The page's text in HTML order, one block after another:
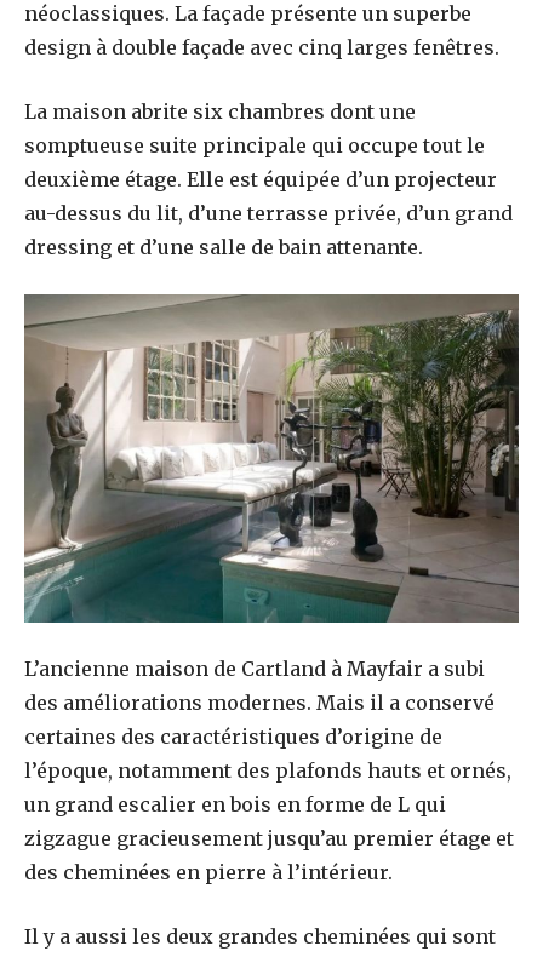
néoclassiques. La façade présente un superbe
design à double façade avec cinq larges fenêtres.
La maison abrite six chambres dont une
somptueuse suite principale qui occupe tout le
deuxième étage. Elle est équipée d’un projecteur
au-dessus du lit, d’une terrasse privée, d’un grand
dressing et d’une salle de bain attenante.
L’ancienne maison de Cartland à Mayfair a subi
des améliorations modernes. Mais il a conservé
certaines des caractéristiques d’origine de
l’époque, notamment des plafonds hauts et ornés,
un grand escalier en bois en forme de L qui
zigzague gracieusement jusqu’au premier étage et
des cheminées en pierre à l’intérieur.
Il y a aussi les deux grandes cheminées qui sont